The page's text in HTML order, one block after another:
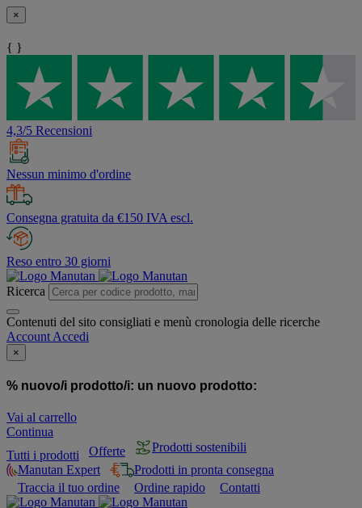
×
{ }
4,3/5 Recensioni
Nessun minimo d'ordine
Consegna gratuita da €150 IVA escl.
Reso entro 30 giorni
Ricerca
Contenuti del sito consigliati e menù cronologia delle ricerche
Account Accedi
×
% nuovo/i prodotto/i: un nuovo prodotto:
Vai al carrello
Continua
Tutti i prodotti
Offerte
Prodotti sostenibili
Manutan Expert
Prodotti in pronta consegna
Traccia il tuo ordine
Ordine rapido Contatti